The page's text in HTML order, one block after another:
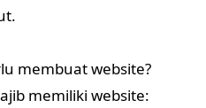
membuat website?
memiliki website: